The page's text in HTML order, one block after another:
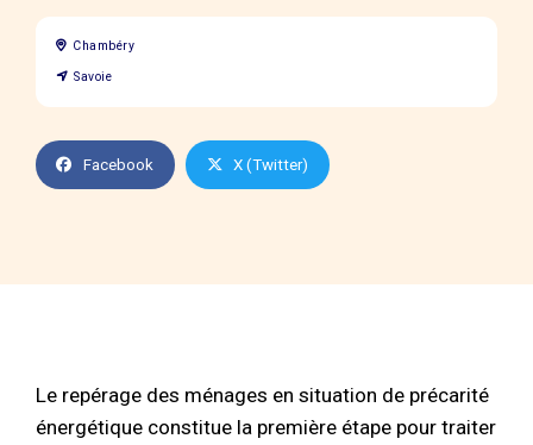
Chambéry
Savoie
Facebook X (Twitter)
Le repérage des ménages en situation de précarité
énergétique constitue la première étape pour traiter